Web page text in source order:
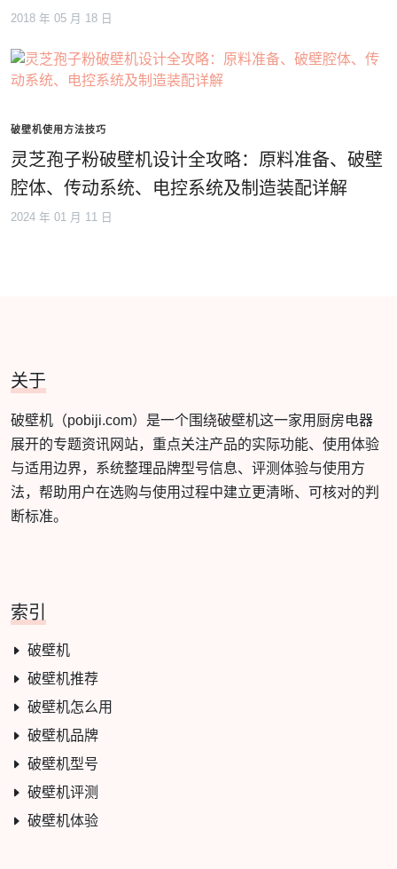
2018 年 05 月 18 日
破壁机使用方法技巧
灵芝孢子粉破壁机设计全攻略：原料准备、破壁
腔体、传动系统、电控系统及制造装配详解
2024 年 01 月 11 日
关于
破壁机（pobiji.com）是一个围绕破壁机这一家用厨房电器
展开的专题资讯网站，重点关注产品的实际功能、使用体验
与适用边界，系统整理品牌型号信息、评测体验与使用方
法，帮助用户在选购与使用过程中建立更清晰、可核对的判
断标准。
索引
破壁机
破壁机推荐
破壁机怎么用
破壁机品牌
破壁机型号
破壁机评测
破壁机体验